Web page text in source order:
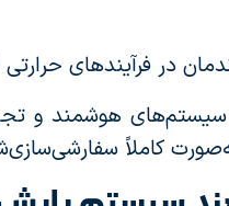
در فرآیندهای
سیستم‌های هوشمند و
کاملاً